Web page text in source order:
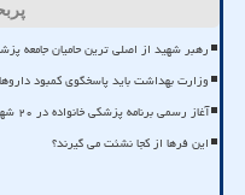
رهبر شهید از اصلی ترین حامیان جامعه
وزارت بهداشت باید پاسخگوی کمبود
آغاز رسمی برنامه پزشکی خانواده در ۲۰ شهر فاز دوم
این فرها از کجا نشئت می گیرند؟